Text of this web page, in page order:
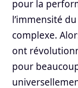
pour la
l’immensité
complexe.
ont
pour